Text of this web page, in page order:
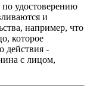
удостоверению
и
например, что
которое
действия -
с лицом,